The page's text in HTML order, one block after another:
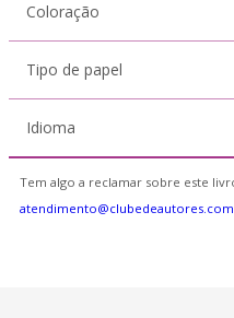
Coloração
Tipo de papel
Idioma
Tem algo a reclamar sobre este